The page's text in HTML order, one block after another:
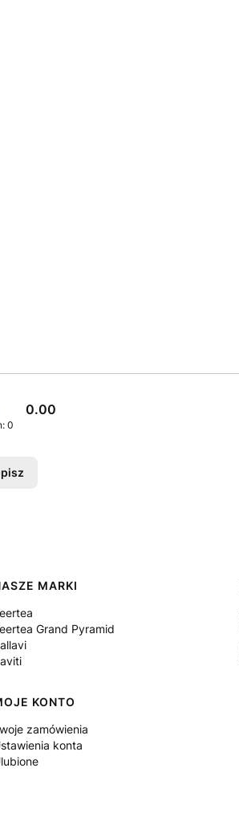
0.00
0
MARKI
Grand Pyramid
KONTO
zamówienia
konta